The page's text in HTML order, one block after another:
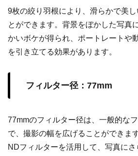
9枚の絞り羽根により、滑らかで美
とができます。背景をぼかした写真
かいボケが得られ、ポートレートや
を引き立てる効果があります。
フィルター径：77mm
77mmのフィルター径は、一般的な
で、撮影の幅を広げることができま
NDフィルターを活用して、写真に